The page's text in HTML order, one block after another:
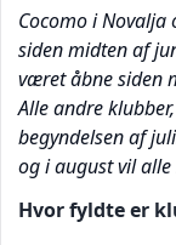
Cocomo i
siden midten af
været åbne siden
Alle andre
begyndelsen af
og i august vil
Hvor fyldte er